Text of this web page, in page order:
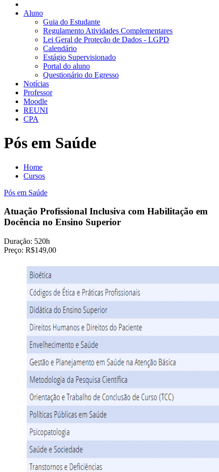
Aluno
Guia do Estudante
Regulamento Atividades Complementares
Lei Geral de Proteção de Dados - LGPD
Calendário
Estágio Supervisionado
Portal do aluno
Questionário do Egresso
Notícias
Professor
Moodle
REUNI
CPA
Pós em Saúde
Home
Cursos
Pós em Saúde
Atuação Profissional Inclusiva com Habilitação em
Docência no Ensino Superior
Duração: 520h
Preço: R$149,00